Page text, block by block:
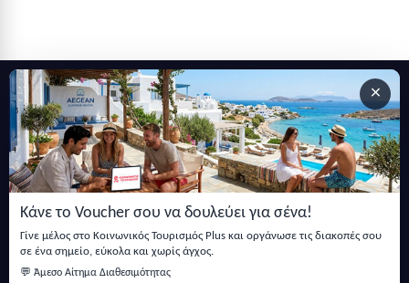
×
Κάνε το Voucher σου να δουλεύει για σένα!
Γίνε μέλος στο Κοινωνικός Τουρισμός Plus και οργάνωσε τις διακοπές σου
σε ένα σημείο, εύκολα και χωρίς άγχος.
💬 Άμεσο Αίτημα Διαθεσιμότητας
Εγγραφείτε στο newsletter μας
Μείνετε ενημερωμένοι με τις τελευταίες ειδήσεις, ανακοινώσεις
και άρθρα.